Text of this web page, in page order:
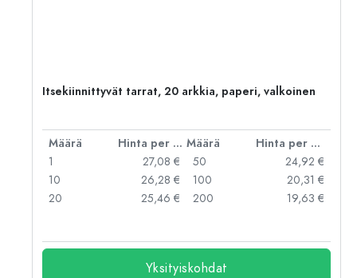
Itsekiinnittyvät tarrat, 20 arkkia, paperi, valkoinen
Määrä Hinta per kpl Määrä
Hinta per kpl
1
27,08 €
10
26,28 €
20
25,46 €
50
24,92 €
100
20,31 €
200
19,63 €
Yksityiskohdat